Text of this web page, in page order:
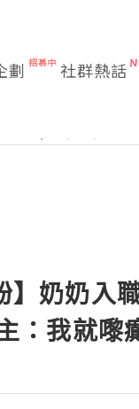
劃 社群熱話
】奶奶入
：我就嚟